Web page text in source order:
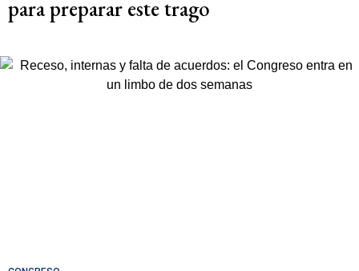
para preparar este trago